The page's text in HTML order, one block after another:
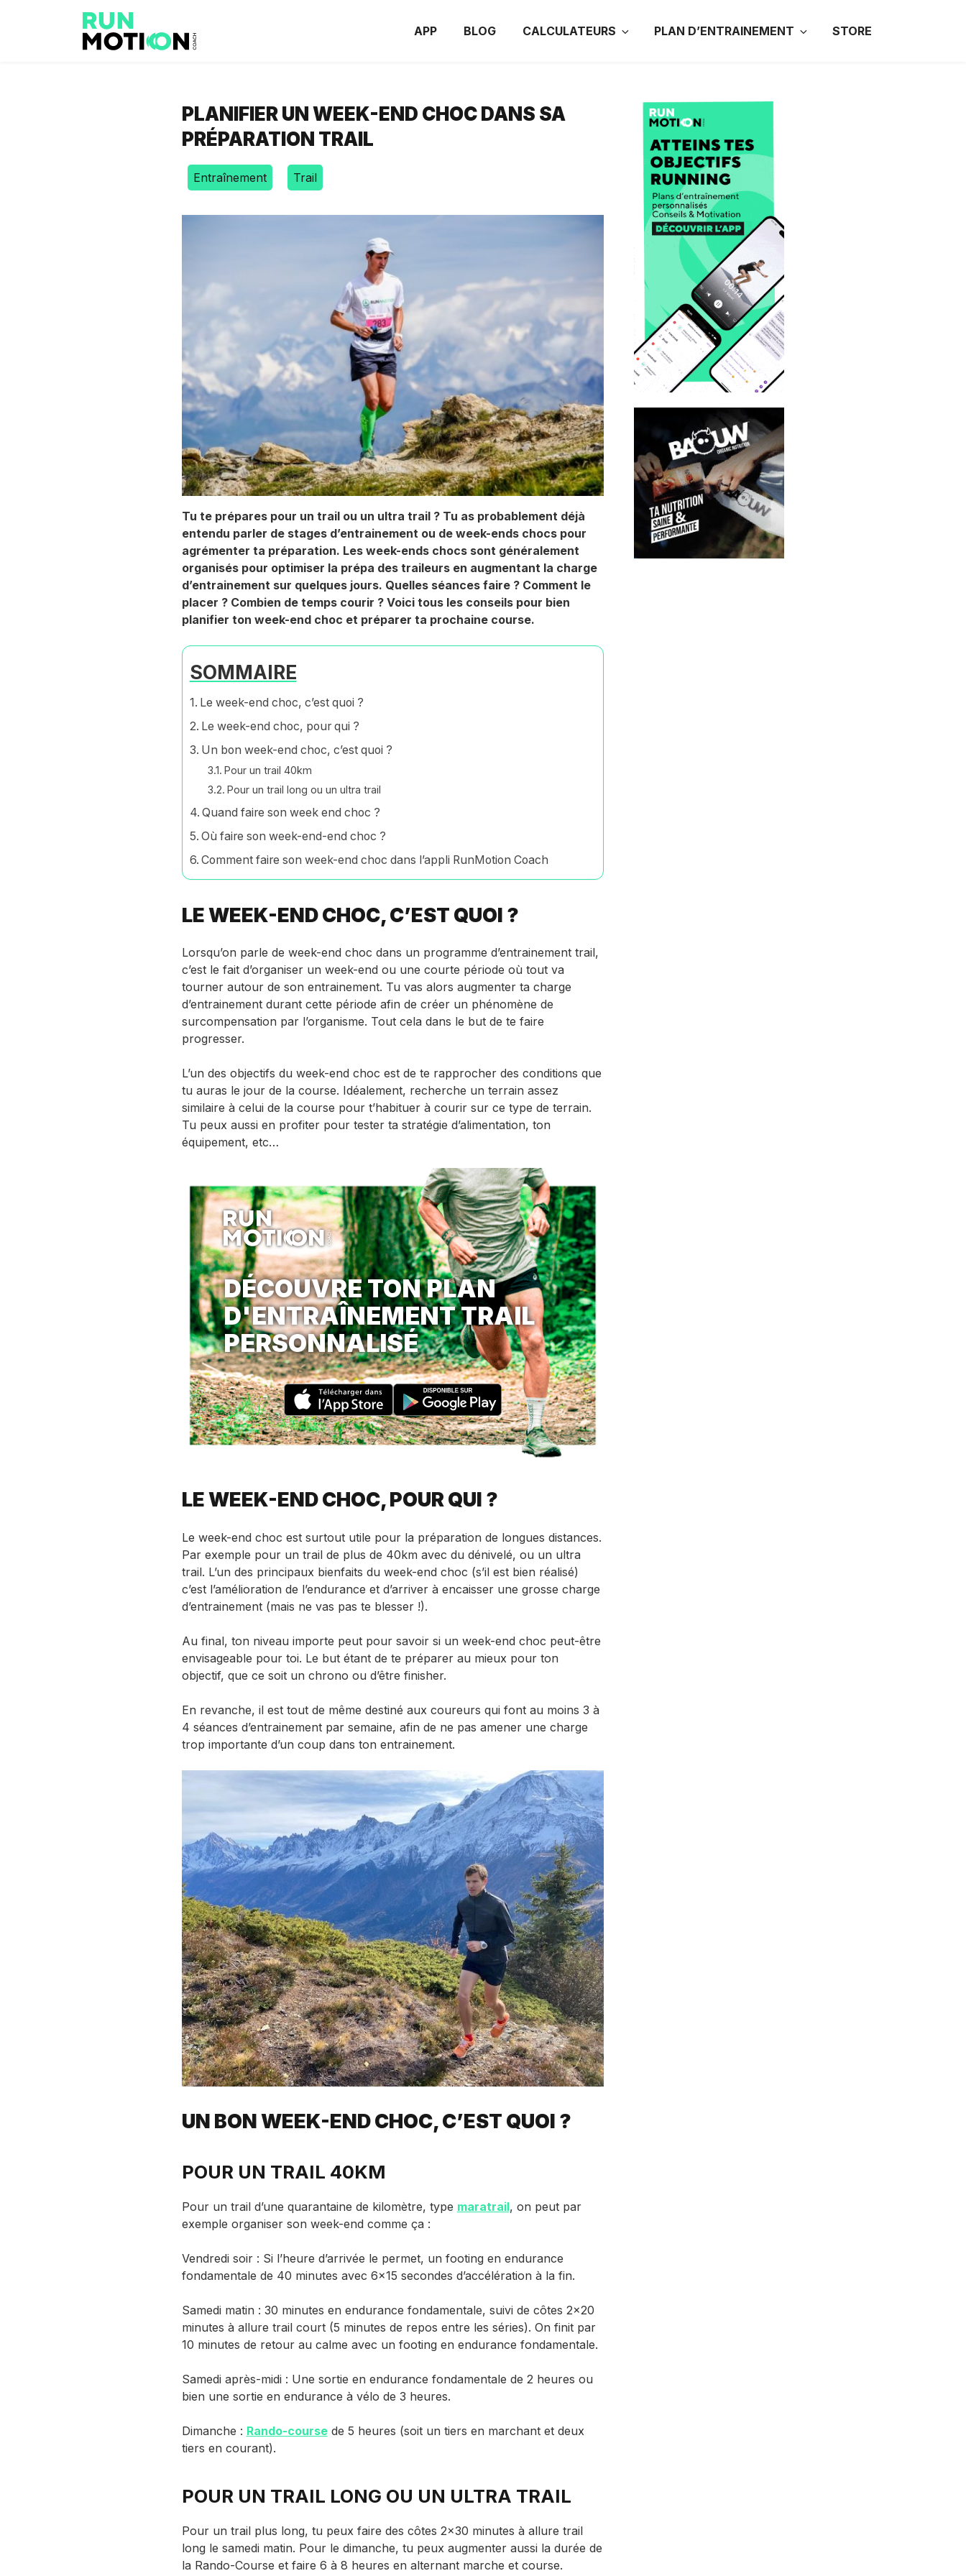
APP BLOG CALCULATEURS PLAN D’ENTRAINEMENT STORE
PLANIFIER UN WEEK-END CHOC DANS SA
PRÉPARATION TRAIL
Entraînement Trail
Tu te prépares pour un trail ou un ultra trail ? Tu as probablement déjà
entendu parler de stages d’entrainement ou de week-ends chocs pour
agrémenter ta préparation. Les week-ends chocs sont généralement
organisés pour optimiser la prépa des traileurs en augmentant la charge
d’entrainement sur quelques jours. Quelles séances faire ? Comment le
placer ? Combien de temps courir ? Voici tous les conseils pour bien
planifier ton week-end choc et préparer ta prochaine course.
SOMMAIRE
Le week-end choc, c’est quoi ?
Le week-end choc, pour qui ?
Un bon week-end choc, c’est quoi ?
Pour un trail 40km
Pour un trail long ou un ultra trail
Quand faire son week end choc ?
Où faire son week-end-end choc ?
Comment faire son week-end choc dans l’appli RunMotion Coach
LE WEEK-END CHOC, C’EST QUOI ?
Lorsqu’on parle de week-end choc dans un programme d’entrainement trail,
c’est le fait d’organiser un week-end ou une courte période où tout va
tourner autour de son entrainement. Tu vas alors augmenter ta charge
d’entrainement durant cette période afin de créer un phénomène de
surcompensation par l’organisme. Tout cela dans le but de te faire
progresser.
L’un des objectifs du week-end choc est de te rapprocher des conditions que
tu auras le jour de la course. Idéalement, recherche un terrain assez
similaire à celui de la course pour t’habituer à courir sur ce type de terrain.
Tu peux aussi en profiter pour tester ta stratégie d’alimentation, ton
équipement, etc…
DÉCOUVRE TON PLAN
D'ENTRAÎNEMENT TRAIL
PERSONNALISÉ
LE WEEK-END CHOC, POUR QUI ?
Le week-end choc est surtout utile pour la préparation de longues distances.
Par exemple pour un trail de plus de 40km avec du dénivelé, ou un ultra
trail. L’un des principaux bienfaits du week-end choc (s’il est bien réalisé)
c’est l’amélioration de l’endurance et d’arriver à encaisser une grosse charge
d’entrainement (mais ne vas pas te blesser !).
Au final, ton niveau importe peut pour savoir si un week-end choc peut-être
envisageable pour toi. Le but étant de te préparer au mieux pour ton
objectif, que ce soit un chrono ou d’être finisher.
En revanche, il est tout de même destiné aux coureurs qui font au moins 3 à
4 séances d’entrainement par semaine, afin de ne pas amener une charge
trop importante d’un coup dans ton entrainement.
UN BON WEEK-END CHOC, C’EST QUOI ?
POUR UN TRAIL 40KM
Pour un trail d’une quarantaine de kilomètre, type maratrail, on peut par
exemple organiser son week-end comme ça :
Vendredi soir : Si l’heure d’arrivée le permet, un footing en endurance
fondamentale de 40 minutes avec 6×15 secondes d’accélération à la fin.
Samedi matin : 30 minutes en endurance fondamentale, suivi de côtes 2×20
minutes à allure trail court (5 minutes de repos entre les séries). On finit par
10 minutes de retour au calme avec un footing en endurance fondamentale.
Samedi après-midi : Une sortie en endurance fondamentale de 2 heures ou
bien une sortie en endurance à vélo de 3 heures.
Dimanche : Rando-coursede 5 heures (soit un tiers en marchant et deux
tiers en courant).
POUR UN TRAIL LONG OU UN ULTRA TRAIL
Pour un trail plus long, tu peux faire des côtes 2×30 minutes à allure trail
long le samedi matin. Pour le dimanche, tu peux augmenter aussi la durée de
la Rando-Course et faire 6 à 8 heures en alternant marche et course.